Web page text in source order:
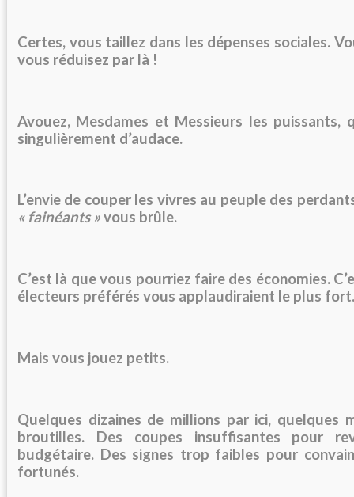
Certes, vous taillez dans les dépenses sociales.
vous réduisez par là !
Avouez, Mesdames et Messieurs les puissants,
singulièrement d’audace.
L’envie de couper les vivres au peuple des
« fainéants »vous brûle.
C’est là que vous pourriez faire des économies.
électeurs préférés vous applaudiraient le plus fort.
Mais vous jouez petits.
Quelques dizaines de millions par ici, quelques
broutilles. Des coupes insuffisantes pour
budgétaire. Des signes trop faibles pour
fortunés.